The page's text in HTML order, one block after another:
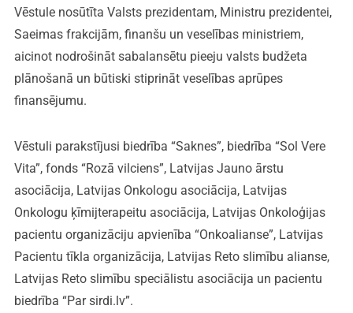
Vēstule nosūtīta Valsts prezidentam, Ministru prezidentei,
Saeimas frakcijām, finanšu un veselības ministriem,
aicinot nodrošināt sabalansētu pieeju valsts budžeta
plānošanā un būtiski stiprināt veselības aprūpes
finansējumu.
Vēstuli parakstījusi biedrība “Saknes”, biedrība “Sol Vere
Vita”, fonds “Rozā vilciens”, Latvijas Jauno ārstu
asociācija, Latvijas Onkologu asociācija, Latvijas
Onkologu ķīmijterapeitu asociācija, Latvijas Onkoloģijas
pacientu organizāciju apvienība “Onkoalianse”, Latvijas
Pacientu tīkla organizācija, Latvijas Reto slimību alianse,
Latvijas Reto slimību speciālistu asociācija un pacientu
biedrība “Par sirdi.lv”.